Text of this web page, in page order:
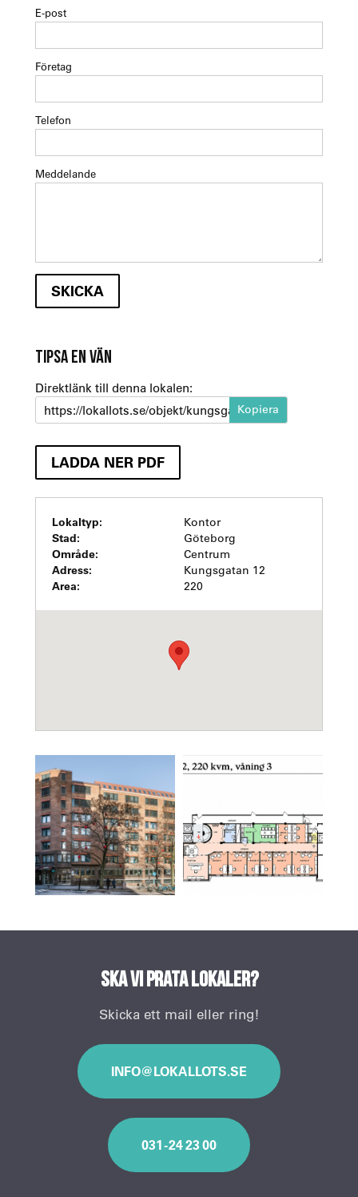
E-post
Företag
Telefon
Meddelande
TIPSA EN VÄN
Direktlänk till denna lokalen:
https://lokallots.se/objekt/kungsgatan-12-3
LADDA NER PDF
Lokaltyp: Kontor
Stad: Göteborg
Område: Centrum
Adress: Kungsgatan 12
Area: 220
Ska vi prata lokaler?
Skicka ett mail eller ring!
INFO@LOKALLOTS.SE
031 - 24 23 00